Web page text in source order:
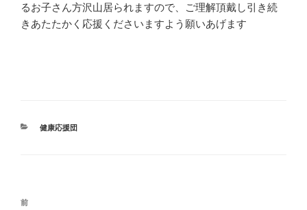
るお子さん方沢山居られますので、ご理解頂戴し引き続
きあたたかく応援くださいますよう願いあげます
カ
健康応援団
投
前
前